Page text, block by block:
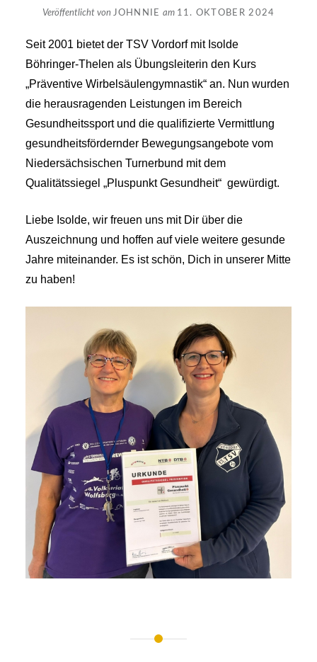
Veröffentlicht von JOHNNIE am 11. OKTOBER 2024
Seit 2001 bietet der TSV Vordorf mit Isolde
Böhringer-Thelen als Übungsleiterin den Kurs
„Präventive Wirbelsäulengymnastik“ an. Nun wurden
die herausragenden Leistungen im Bereich
Gesundheitssport und die qualifizierte Vermittlung
gesundheitsfördernder Bewegungsangebote vom
Niedersächsischen Turnerbund mit dem
Qualitätssiegel „Pluspunkt Gesundheit“ gewürdigt.
Liebe Isolde, wir freuen uns mit Dir über die
Auszeichnung und hoffen auf viele weitere gesunde
Jahre miteinander. Es ist schön, Dich in unserer Mitte
zu haben!
Beitragsnavigation